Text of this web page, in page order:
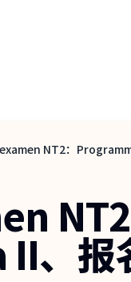
NT2：
、报